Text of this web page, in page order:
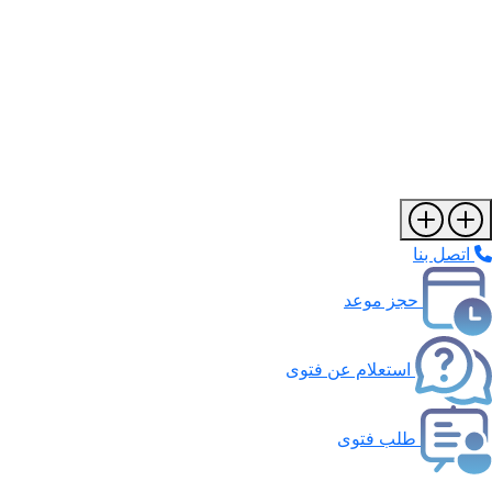
اتصل بنا
حجز موعد
استعلام عن فتوى
طلب فتوى